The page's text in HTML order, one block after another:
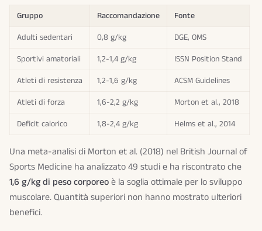
Gruppo Raccomandazione
Fonte
Adulti sedentari
0,8 g/kg
DGE, OMS
Sportivi amatoriali
1,2-1,4 g/kg
ISSN Position Stand
Atleti di resistenza
1,2-1,6 g/kg
ACSM Guidelines
Atleti di forza
1,6-2,2 g/kg
Morton et al., 2018
Deficit calorico
1,8-2,4 g/kg Helms et al., 2014
Una meta-analisi di Morton et al. (2018) nel British Journal of
Sports Medicine ha analizzato 49 studi e ha riscontrato che
1,6 g/kg di peso corporeoè la soglia ottimale per lo sviluppo
muscolare. Quantità superiori non hanno mostrato ulteriori
benefici.